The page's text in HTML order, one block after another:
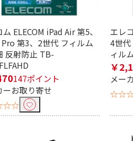
ELECOM iPad Air 第5、
第3、2世代 フィルム
反射防止 TB-
147ポイント
ーお取り寄せ
エレ
4世
ィル
￥
メー